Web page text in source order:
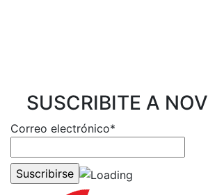
SUSCRIBITE A
Correo electrónico*